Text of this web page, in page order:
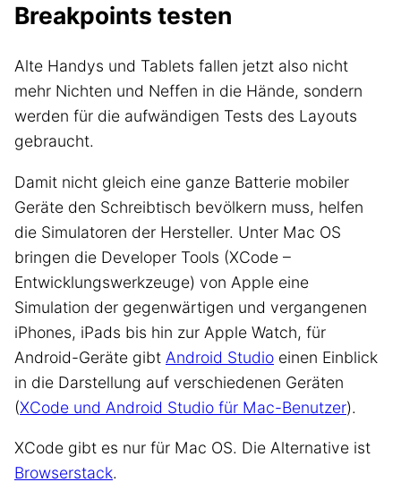
Breakpoints testen
Alte Handys und Tablets fallen jetzt also nicht
mehr Nichten und Neffen in die Hände, sondern
werden für die aufwändigen Tests des Layouts
gebraucht.
Damit nicht gleich eine ganze Batterie mobiler
Geräte den Schreibtisch bevölkern muss, helfen
die Simulatoren der Hersteller. Unter Mac OS
bringen die Developer Tools (XCode –
Entwicklungswerkzeuge) von Apple eine
Simulation der gegenwärtigen und vergangenen
iPhones, iPads bis hin zur Apple Watch, für
Android-Geräte gibt Android Studio einen Einblick
in die Darstellung auf verschiedenen Geräten
(XCode und Android Studio für Mac-Benutzer).
XCode gibt es nur für Mac OS. Die Alternative ist
Browserstack.